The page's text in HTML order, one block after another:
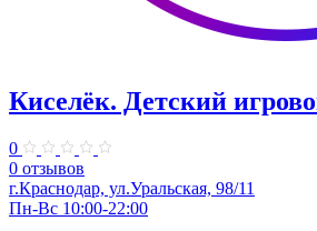
Киселёк. ​Детский
0
0 отзывов
г.Краснодар, ул.Уральская, 98/11
Пн-Вс 10:00-22:00